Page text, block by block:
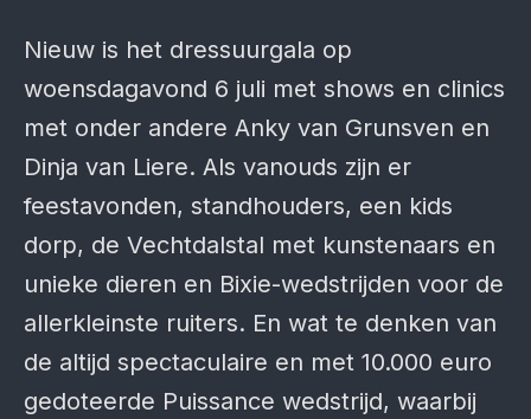
Nieuw is het dressuurgala op
woensdagavond 6 juli met shows en clinics
met onder andere Anky van Grunsven en
Dinja van Liere. Als vanouds zijn er
feestavonden, standhouders, een kids
dorp, de Vechtdalstal met kunstenaars en
unieke dieren en Bixie-wedstrijden voor de
allerkleinste ruiters. En wat te denken van
de altijd spectaculaire en met 10.000 euro
gedoteerde Puissance wedstrijd, waarbij